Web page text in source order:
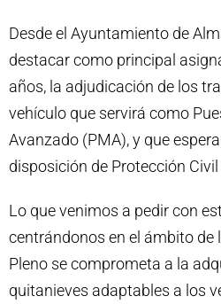
Desde el Ayuntamiento de
destacar como principal
años, la adjudicación de los
vehículo que servirá como
Avanzado (PMA), y que
disposición de Protección
Lo que venimos a pedir con
centrándonos en el ámbito de
Pleno se comprometa a la
quitanieves adaptables a los